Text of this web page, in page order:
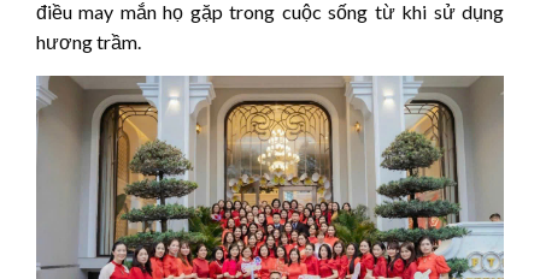
điều may mắn họ gặp trong cuộc sống từ khi sử dụng
hương trầm.